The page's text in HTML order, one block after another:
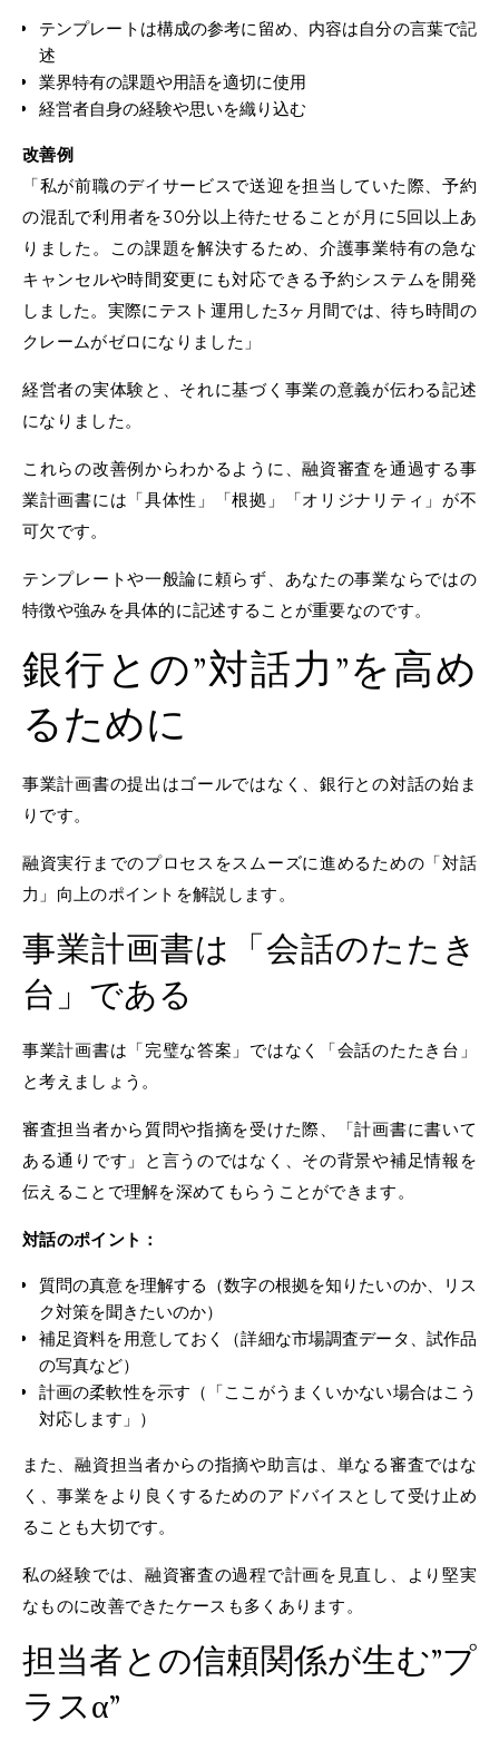
テンプレートは構成の参考に留め、内容は自分の言葉で記
述
業界特有の課題や用語を適切に使用
経営者自身の経験や思いを織り込む
改善例
「私が前職のデイサービスで送迎を担当していた際、予約
の混乱で利用者を30分以上待たせることが月に5回以上あ
りました。この課題を解決するため、介護事業特有の急な
キャンセルや時間変更にも対応できる予約システムを開発
しました。実際にテスト運用した3ヶ月間では、待ち時間の
クレームがゼロになりました」
経営者の実体験と、それに基づく事業の意義が伝わる記述
になりました。
これらの改善例からわかるように、融資審査を通過する事
業計画書には「具体性」「根拠」「オリジナリティ」が不
可欠です。
テンプレートや一般論に頼らず、あなたの事業ならではの
特徴や強みを具体的に記述することが重要なのです。
銀行との”対話力”を高め
るために
事業計画書の提出はゴールではなく、銀行との対話の始ま
りです。
融資実行までのプロセスをスムーズに進めるための「対話
力」向上のポイントを解説します。
事業計画書は「会話のたたき
台」である
事業計画書は「完璧な答案」ではなく「会話のたたき台」
と考えましょう。
審査担当者から質問や指摘を受けた際、「計画書に書いて
ある通りです」と言うのではなく、その背景や補足情報を
伝えることで理解を深めてもらうことができます。
対話のポイント：
質問の真意を理解する（数字の根拠を知りたいのか、リス
ク対策を聞きたいのか）
補足資料を用意しておく（詳細な市場調査データ、試作品
の写真など）
計画の柔軟性を示す（「ここがうまくいかない場合はこう
対応します」）
また、融資担当者からの指摘や助言は、単なる審査ではな
く、事業をより良くするためのアドバイスとして受け止め
ることも大切です。
私の経験では、融資審査の過程で計画を見直し、より堅実
なものに改善できたケースも多くあります。
担当者との信頼関係が生む”プ
ラスα”